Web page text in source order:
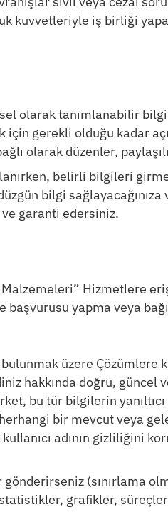
kuvvetleriyle iş birliği
olarak tanımlanabilir
gerekli olduğu kadar
olarak düzenler,
belirli bilgileri
bilgi
garanti edersiniz.
Hizmetlere
yapma veya
üzere Çözümlere
hakkında doğru,
bu tür bilgilerin
bir mevcut veya
adının gizliliğini
(sınırlama
grafikler,